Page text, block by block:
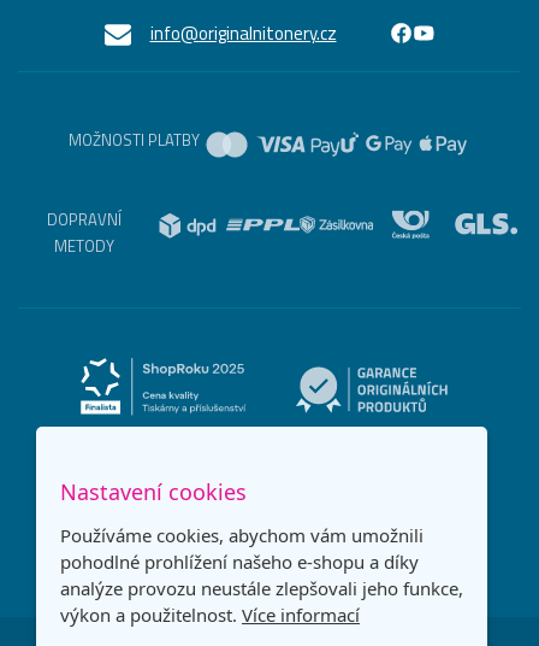
info@originalnitonery.cz
MOŽNOSTI PLATBY
DOPRAVNÍ
METODY
Nastavení cookies
Používáme cookies, abychom vám umožnili
pohodlné prohlížení našeho e-shopu a díky
analýze provozu neustále zlepšovali jeho funkce,
výkon a použitelnost. Více informací